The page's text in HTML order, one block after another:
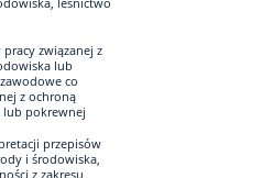
związanej z
lub
co
z ochroną
lub pokrewnej
przepisów
i środowiska,
z zakresu